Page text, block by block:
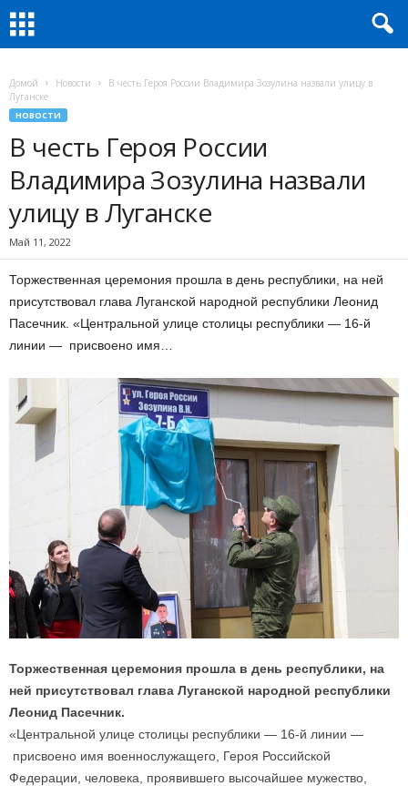
Домой Новости
В честь Героя России Владимира Зозулина назвали улицу в
Луганске
НОВОСТИ
В честь Героя России
Владимира Зозулина назвали
улицу в Луганске
Май 11, 2022
Торжественная церемония прошла в день республики, на ней
присутствовал глава Луганской народной республики Леонид
Пасечник. «Центральной улице столицы республики — 16-й
линии — присвоено имя…
Торжественная церемония прошла в день республики, на
ней присутствовал глава Луганской народной республики
Леонид Пасечник.
«Центральной улице столицы республики — 16-й линии —
присвоено имя военнослужащего, Героя Российской
Федерации, человека, проявившего высочайшее мужество,